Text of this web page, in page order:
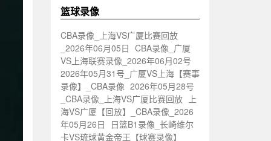
篮球录像
CBA录像_上海VS广厦比赛回放
_2026年06月05日 CBA录像_广厦
VS上海联赛录像_2026年06月02号
2026年05月31号_广厦VS上海【赛事
录像】_CBA录像 2026年05月28号
_CBA录像_上海VS广厦比赛回放
上
海VS广厦【回放】_CBA录像_2026
年05月26日
日篮B1录像_长崎维尔
卡VS琉球黄金帝王【球赛录像】